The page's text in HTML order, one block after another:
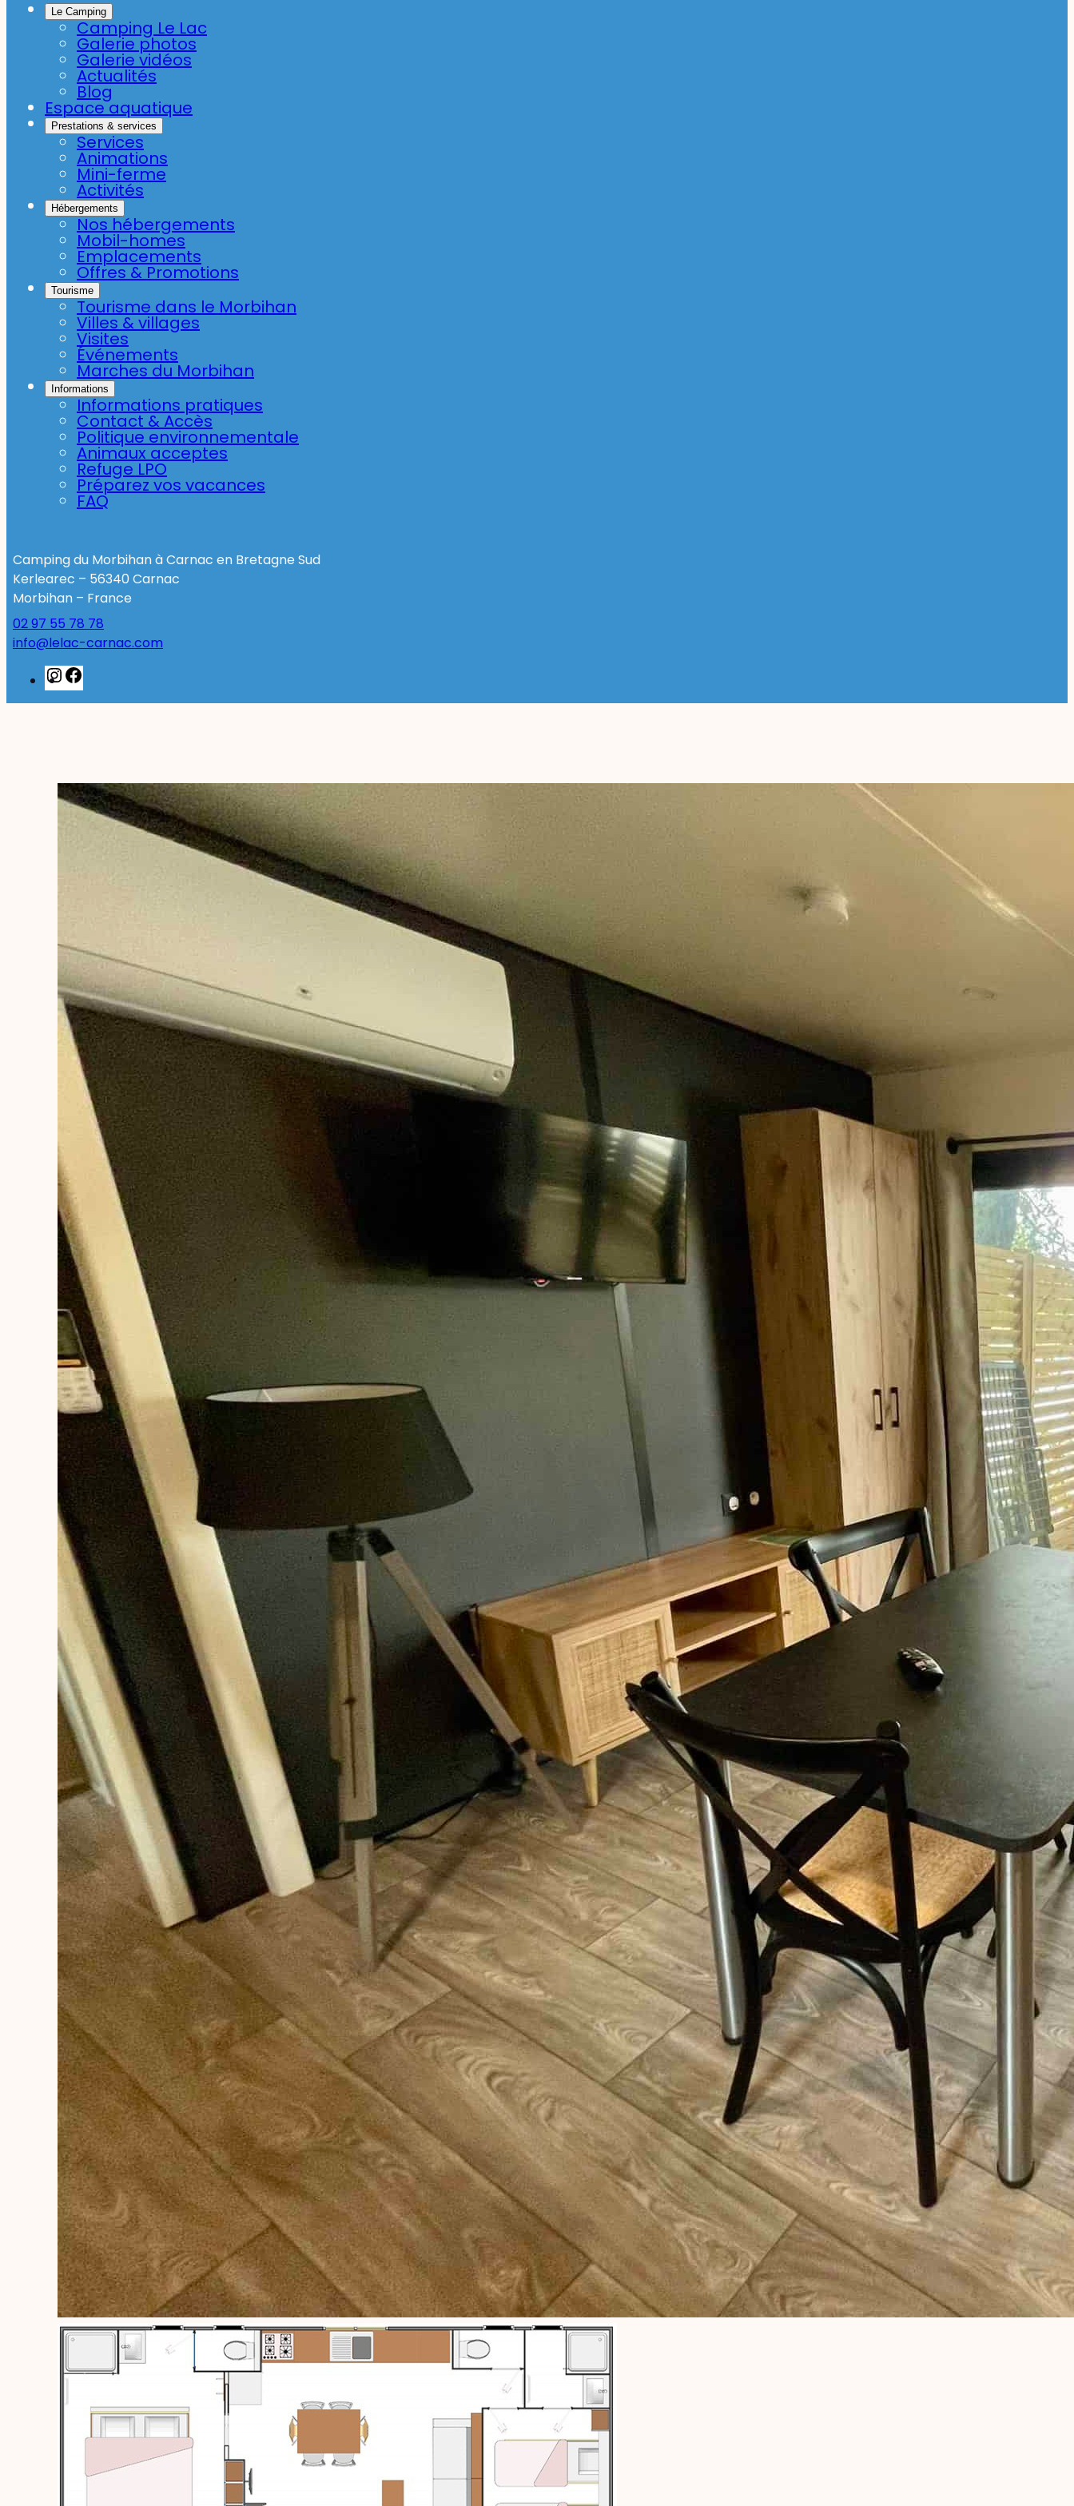
Le Camping
Camping Le Lac
Galerie photos
Galerie vidéos
Actualités
Blog
Espace aquatique
Prestations & services
Services
Animations
Mini-ferme
Activités
Hébergements
Nos hébergements
Mobil-homes
Emplacements
Offres & Promotions
Tourisme
Tourisme dans le Morbihan
Villes & villages
Visites
Événements
Marches du Morbihan
Informations
Informations pratiques
Contact & Accès
Politique environnementale
Animaux acceptes
Refuge LPO
Préparez vos vacances
FAQ
Camping du Morbihan à Carnac en Bretagne Sud
Kerlearec – 56340 Carnac
Morbihan – France
02 97 55 78 78
info@lelac-carnac.com
Instagram